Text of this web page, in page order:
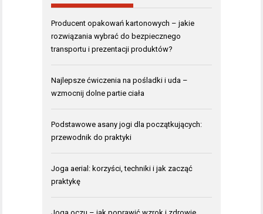
Producent opakowań kartonowych – jakie
rozwiązania wybrać do bezpiecznego
transportu i prezentacji produktów?
Najlepsze ćwiczenia na pośladki i uda –
wzmocnij dolne partie ciała
Podstawowe asany jogi dla początkujących:
przewodnik do praktyki
Joga aerial: korzyści, techniki i jak zacząć
praktykę